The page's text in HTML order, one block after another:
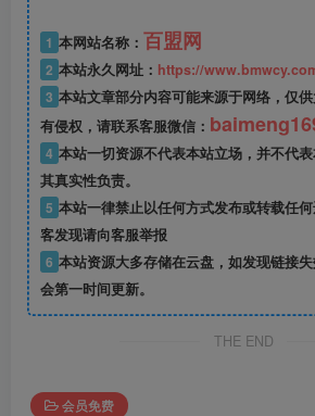
1 本网站名称： 百盟网
2 本站永久网址： https://
3 本站文章部分内容可能来源于网络，仅
有侵权，请联系客服微信：
4 本站一切资源不代表本站立场，并不代
其真实性负责。
5 本站一律禁止以任何方式发布或转载任
客发现请向客服举报
6 本站资源大多存储在云盘，如发现链接
会第一时间更新。
THE END
会员免费